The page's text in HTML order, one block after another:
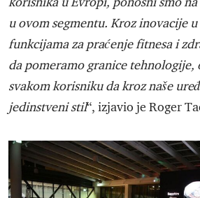
u ovom segmentu. Kroz inovacije
funkcijama za praćenje fitnesa i
da pomeramo granice tehnologije,
svakom korisniku da kroz naše
jedinstveni stil“, izjavio je Roger